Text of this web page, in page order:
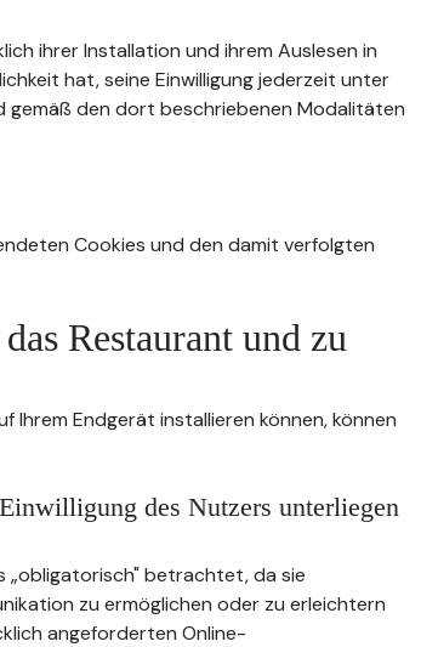
ihrer Installation und ihrem Auslesen in
hat, seine Einwilligung jederzeit unter
gemäß den dort beschriebenen Modalitäten
Cookies und den damit verfolgten
Restaurant und zu
Ihrem Endgerät installieren können, können
des Nutzers unterliegen
„obligatorisch" betrachtet, da sie
zu ermöglichen oder zu erleichtern
angeforderten Online-